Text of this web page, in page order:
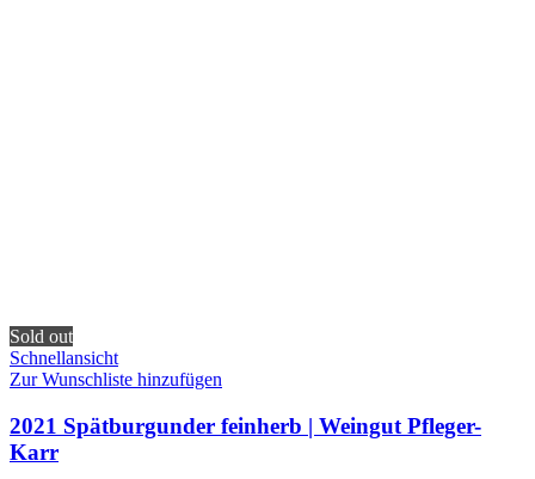
Sold out
Schnellansicht
Zur Wunschliste hinzufügen
2021 Spätburgunder feinherb | Weingut Pfleger-
Karr